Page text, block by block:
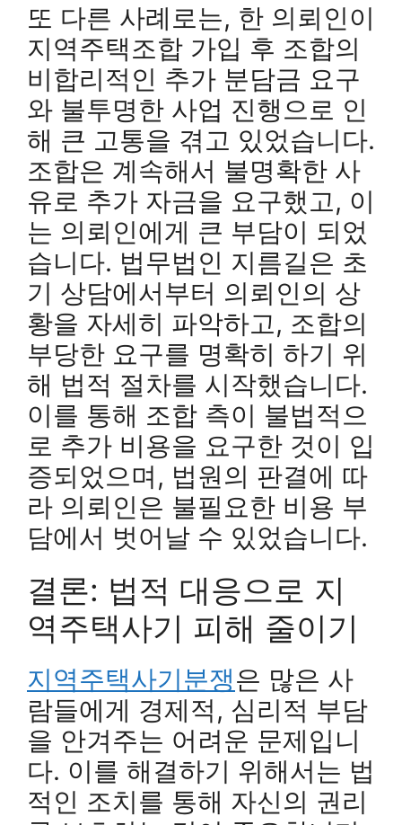
또 다른 사례로는, 한 의뢰인이
지역주택조합 가입 후 조합의
비합리적인 추가 분담금 요구
와 불투명한 사업 진행으로 인
해 큰 고통을 겪고 있었습니다.
조합은 계속해서 불명확한 사
유로 추가 자금을 요구했고, 이
는 의뢰인에게 큰 부담이 되었
습니다. 법무법인 지름길은 초
기 상담에서부터 의뢰인의 상
황을 자세히 파악하고, 조합의
부당한 요구를 명확히 하기 위
해 법적 절차를 시작했습니다.
이를 통해 조합 측이 불법적으
로 추가 비용을 요구한 것이 입
증되었으며, 법원의 판결에 따
라 의뢰인은 불필요한 비용 부
담에서 벗어날 수 있었습니다.
결론: 법적 대응으로 지
역주택사기 피해 줄이기
지역주택사기분쟁은 많은 사
람들에게 경제적, 심리적 부담
을 안겨주는 어려운 문제입니
다. 이를 해결하기 위해서는 법
적인 조치를 통해 자신의 권리